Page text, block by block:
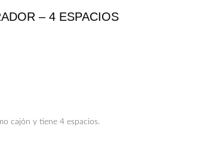
– 4 ESPACIOS
cajón y tiene 4 espacios.